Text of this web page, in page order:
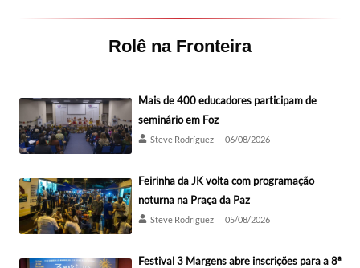
Rolê na Fronteira
Mais de 400 educadores participam de
seminário em Foz
Steve Rodríguez 06/08/2026
Feirinha da JK volta com programação
noturna na Praça da Paz
Steve Rodríguez 05/08/2026
Festival 3 Margens abre inscrições para a 8ª